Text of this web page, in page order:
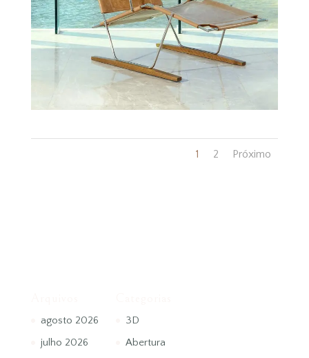
1 2 Próximo
agosto 2026
julho 2026
3D
Abertura